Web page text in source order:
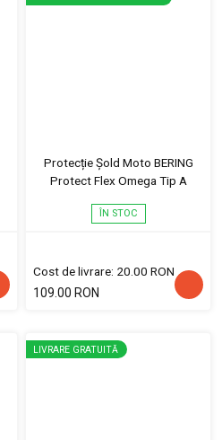
Protecție Șold Moto BERING
Protect Flex Omega Tip A
ÎN STOC
Cost de livrare: 20.00 RON
109.00 RON
LIVRARE GRATUITĂ